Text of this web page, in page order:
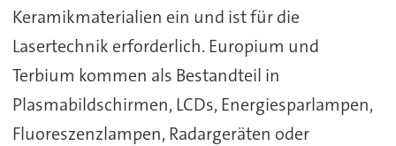
Keramikmaterialien ein und ist für die
Lasertechnik erforderlich. Europium und
Terbium kommen als Bestandteil in
Plasmabildschirmen, LCDs, Energiesparlampen,
Fluoreszenzlampen, Radargeräten oder